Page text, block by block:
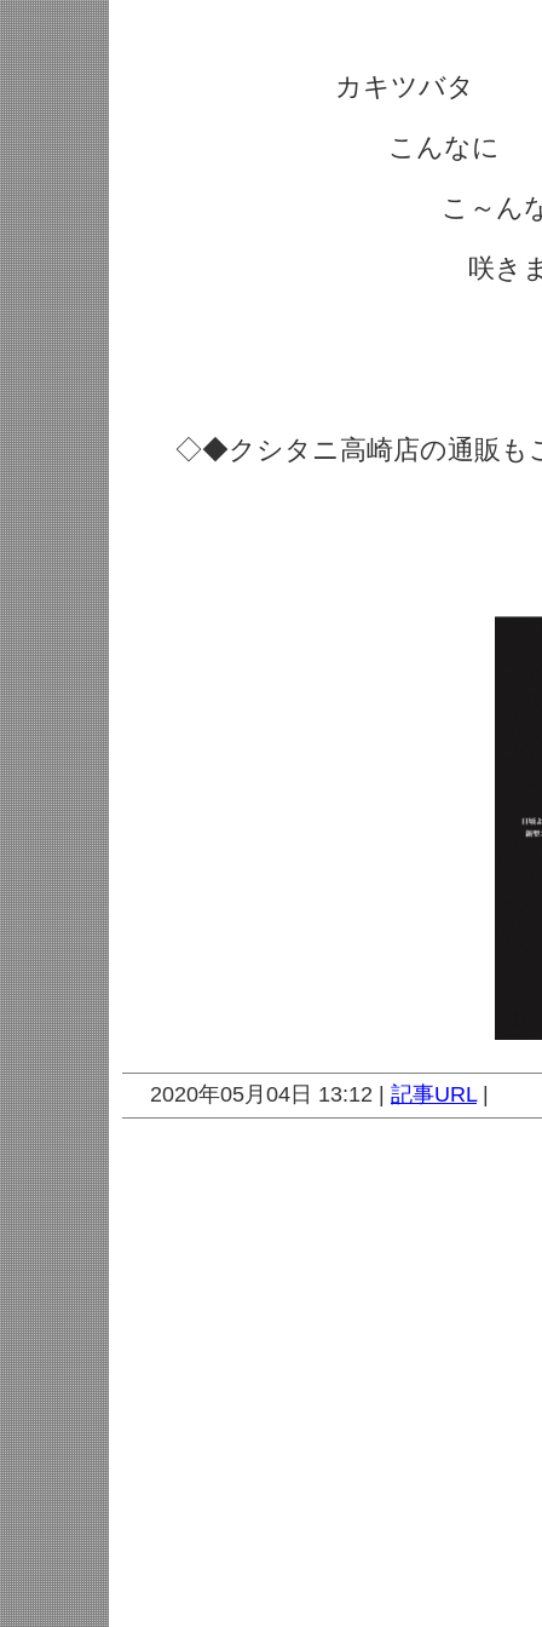
カキツバタ
こんなに
こ～んなに
咲きました
◇◆クシタニ高崎店の通販も
2020年05月04日 13:12 | 記事URL|